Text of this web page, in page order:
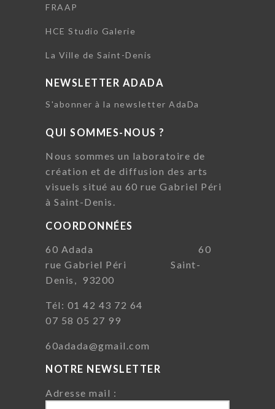
FRAAP
HCE Studio Galerie
La Ville de Saint-Denis
NEWSLETTER ADADA
S'abonner à la newsletter AdaDa
QUI SOMMES-NOUS ?
Nous sommes un laboratoire de
création et de diffusion des arts
visuels situé au 60 rue Gabriel Péri
à Saint-Denis.
COORDONNÉES
60 Adada 60
rue Gabriel Péri Saint-
Denis, 93200
Tél: 01 42 43 72 64
07 58 05 27 99
60adada@gmail.com
NOTRE NEWSLETTER
Adresse mail :